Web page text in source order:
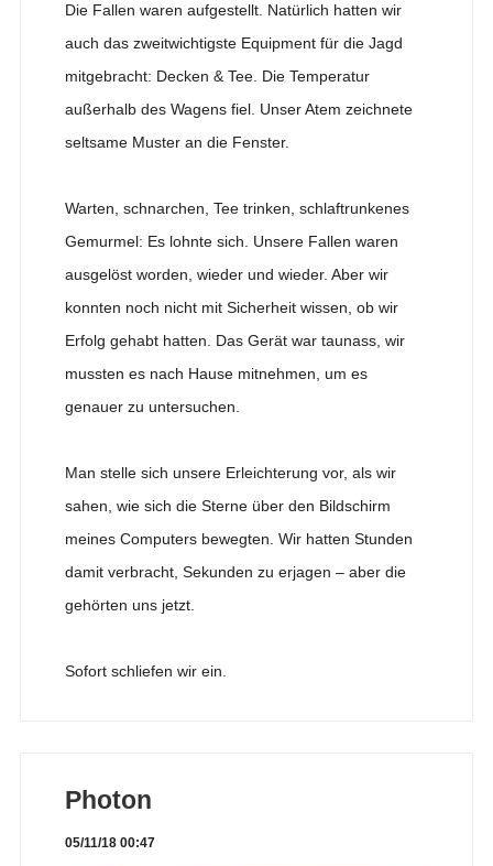
Die Fallen waren aufgestellt. Natürlich hatten wir
auch das zweitwichtigste Equipment für die Jagd
mitgebracht: Decken & Tee. Die Temperatur
außerhalb des Wagens fiel. Unser Atem zeichnete
seltsame Muster an die Fenster.
Warten, schnarchen, Tee trinken, schlaftrunkenes
Gemurmel: Es lohnte sich. Unsere Fallen waren
ausgelöst worden, wieder und wieder. Aber wir
konnten noch nicht mit Sicherheit wissen, ob wir
Erfolg gehabt hatten. Das Gerät war taunass, wir
mussten es nach Hause mitnehmen, um es
genauer zu untersuchen.
Man stelle sich unsere Erleichterung vor, als wir
sahen, wie sich die Sterne über den Bildschirm
meines Computers bewegten. Wir hatten Stunden
damit verbracht, Sekunden zu erjagen – aber die
gehörten uns jetzt.
Sofort schliefen wir ein.
Photon
05/11/18 00:47